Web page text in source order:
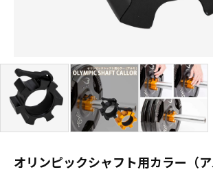
オリンピックシャフト用カラー（